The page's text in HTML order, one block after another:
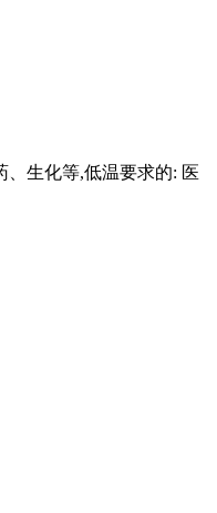
生化等,低温要求的: 医